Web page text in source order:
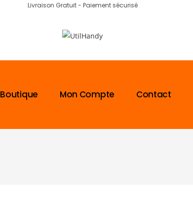
Livraison Gratuit - Paiement sécurisé
Boutique Mon Compte Contact